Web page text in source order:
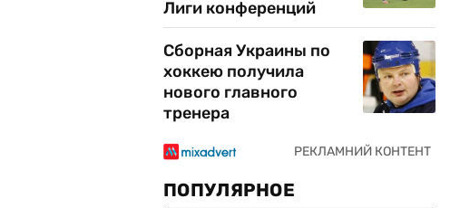
Лиги конференций
Сборная Украины по
хоккею получила
нового главного
тренера
ПОПУЛЯРНОЕ